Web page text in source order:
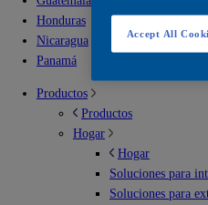
Honduras
Nicaragua
Panamá
Productos
Productos
Hogar
Hogar
Soluciones para
Soluciones para
Accept All